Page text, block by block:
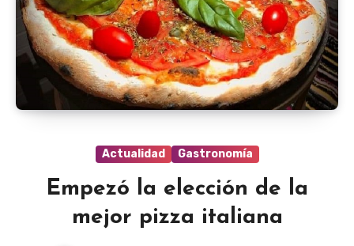
Actualidad Gastronomía
Empezó la elección de la
mejor pizza italiana